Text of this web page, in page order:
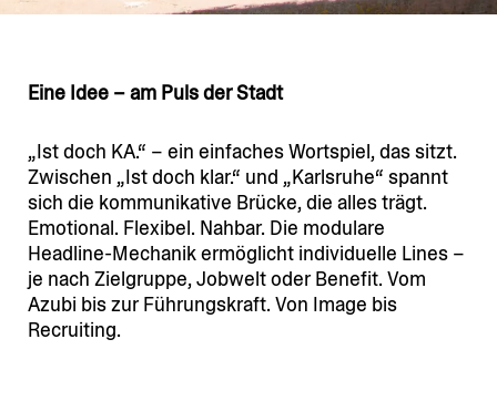
Eine Idee – am Puls der Stadt
„Ist doch KA.“ – ein einfaches Wortspiel, das sitzt.
Zwischen „Ist doch klar.“ und „Karlsruhe“ spannt
sich die kommu­ni­kative Brücke, die alles trägt.
Emotional. Flexibel. Nahbar. Die modulare
Headline-Mechanik ermög­licht indivi­duelle Lines –
je nach Zielgruppe, Jobwelt oder Benefit. Vom
Azubi bis zur Führungs­kraft. Von Image bis
Recruiting.